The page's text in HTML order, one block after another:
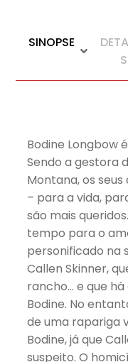
SINOPSE
S
Bodine Longbow
Sendo a gestora
Montana, os
– para a vida,
são mais
tempo para o
personificado na
Callen Skinner,
rancho… e que
Bodine. No
de uma rapariga
Bodine, já que
suspeito. O